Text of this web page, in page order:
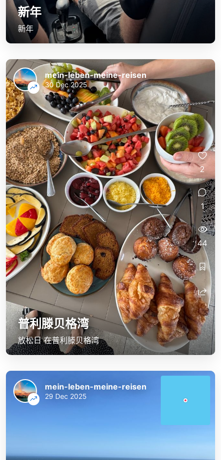
新年
新年
普利滕贝格湾
放松日 在普利滕贝格湾
mein-leben-meine-reisen
30 Dec 2025
2
1
44
mein-leben-meine-reisen
29 Dec 2025